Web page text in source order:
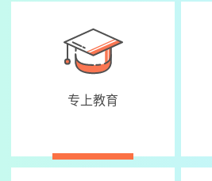
专上教育